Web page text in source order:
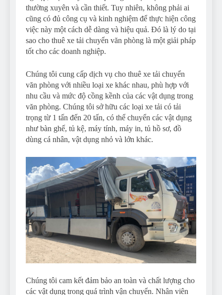
thường xuyên và cần thiết. Tuy nhiên, không phải ai
cũng có đủ công cụ và kinh nghiệm để thực hiện công
việc này một cách dễ dàng và hiệu quả. Đó là lý do tại
sao cho thuê xe tải chuyển văn phòng là một giải pháp
tốt cho các doanh nghiệp.
Chúng tôi cung cấp dịch vụ cho thuê xe tải chuyển
văn phòng với nhiều loại xe khác nhau, phù hợp với
nhu cầu và mức độ cồng kềnh của các vật dụng trong
văn phòng. Chúng tôi sở hữu các loại xe tải có tải
trọng từ 1 tấn đến 20 tấn, có thể chuyển các vật dụng
như bàn ghế, tủ kệ, máy tính, máy in, tủ hồ sơ, đồ
dùng cá nhân, vật dụng nhỏ và lớn khác.
Chúng tôi cam kết đảm bảo an toàn và chất lượng cho
các vật dụng trong quá trình vận chuyển. Nhân viên